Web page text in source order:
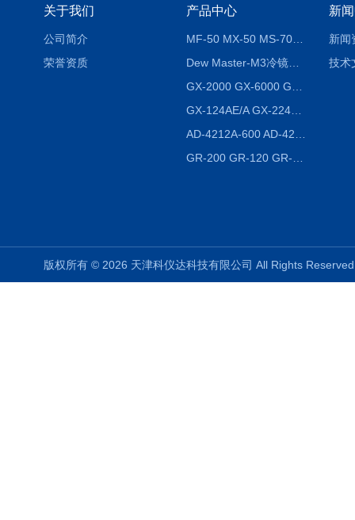
关于我们
公司简介
荣誉资质
产品中心
MF-50 MX-50 MS-70卤素水分测定仪 红外线水分仪
Dew Master-M3冷镜式露点仪
GX-124AE/A GX-224AE/A分析天平
新
新闻
技术
版权所有 © 2026 天津科仪达科技有限公司 All Rights